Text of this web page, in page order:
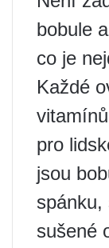
bobule
co je
Každé
pro
jsou
spánku,
sušené